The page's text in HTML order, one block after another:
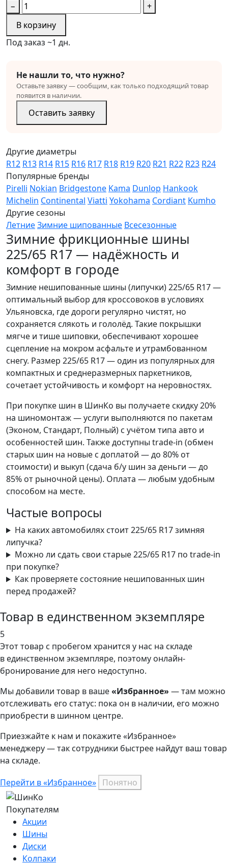
−
+
В корзину
Под заказ ~1 дн.
Не нашли то, что нужно?
Оставьте заявку — сообщим, как только подходящий товар
появится в наличии.
Оставить заявку
Другие диаметры
R12 R13 R14 R15 R16 R17 R18 R19 R20 R21 R22 R23 R24
Популярные бренды
Pirelli Nokian Bridgestone Kama Dunlop Hankook
Michelin Continental Viatti Yokohama Cordiant Kumho
Другие сезоны
ЛетниеЗимние шипованные Всесезонные
Зимние фрикционные шины
225/65 R17 — надёжность и
комфорт в городе
Зимние нешипованные шины (липучки) 225/65 R17 —
оптимальный выбор для кроссовоков в условиях
Ульяновска, где дороги регулярно чистят, но
сохраняется слякоть и гололёд. Такие покрышки
мягче и тише шиповки, обеспечивают хорошее
сцепление на мокром асфальте и утрамбованном
снегу. Размер 225/65 R17 — один из популярных для
компактных и среднеразмерных паркетников,
сочетает устойчивость и комфорт на неровностях.
При покупке шин в ШинКо вы получаете скидку 20%
на шиномонтаж — услуги выполняются по пакетам
(Эконом, Стандарт, Полный) с учётом типа авто и
особенностей шин. Также доступны trade-in (обмен
старых шин на новые с доплатой — до 80% от
стоимости) и выкуп (сдача б/у шин за деньги — до
85% от рыночной цены). Оплата — любым удобным
способом на месте.
Частые вопросы
На каких автомобилях стоит 225/65 R17 зимняя
липучка?
Можно ли сдать свои старые 225/65 R17 по trade-in
при покупке?
Как проверяете состояние нешипованных шин
перед продажей?
Товар в единственном экземпляре
5
Этот товар с пробегом хранится у нас на складе
в единственном экземпляре, поэтому онлайн-
бронирование для него недоступно.
Мы добавили товар в ваше«Избранное» — там можно
отслеживать его статус: пока он в наличии, его можно
приобрести в шинном центре.
Приезжайте к нам и покажите «Избранное»
менеджеру — так сотрудники быстрее найдут ваш товар
на складе.
Перейти в «Избранное» Понятно
Покупателям
Акции
Шины
Диски
Колпаки